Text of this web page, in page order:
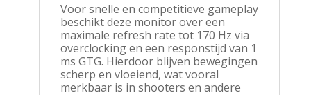
Voor snelle en competitieve gameplay
beschikt deze monitor over een
maximale refresh rate tot 170 Hz via
overclocking en een responstijd van 1
ms GTG. Hierdoor blijven bewegingen
scherp en vloeiend, wat vooral
merkbaar is in shooters en andere